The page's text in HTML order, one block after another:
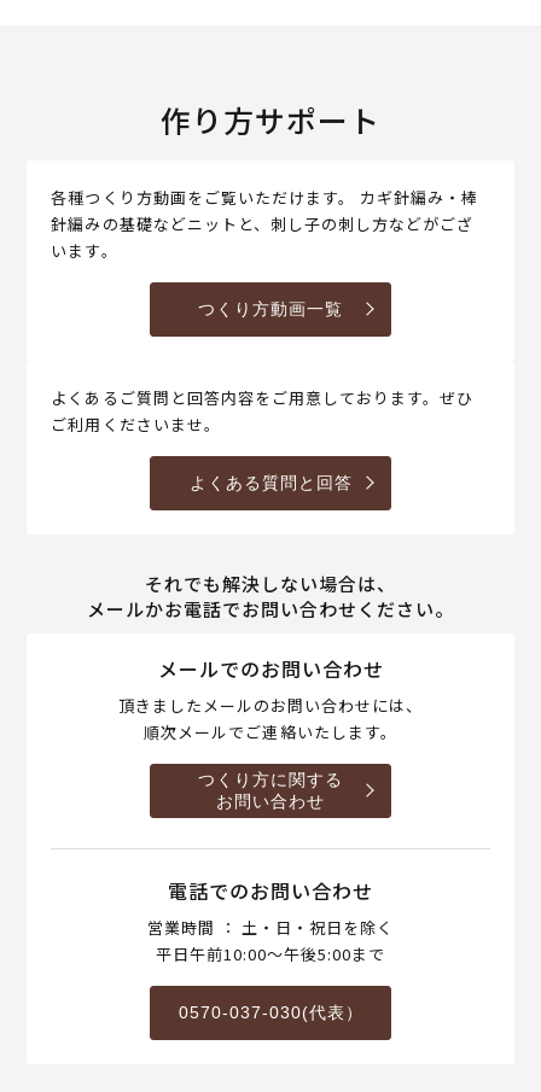
作り方サポート
各種つくり方動画をご覧いただけます。 カギ針編み・棒
針編みの基礎などニットと、刺し子の刺し方などがござ
います。
つくり方動画一覧
よくあるご質問と回答内容をご用意しております。ぜひ
ご利用くださいませ。
よくある質問と回答
それでも解決しない場合は、
メールかお電話でお問い合わせください。
メールでのお問い合わせ
頂きましたメールのお問い合わせには、
順次メールでご連絡いたします。
つくり方に関する
お問い合わせ
電話でのお問い合わせ
営業時間 ： 土・日・祝日を除く
平日午前10:00～午後5:00まで
0570-037-030(代表）